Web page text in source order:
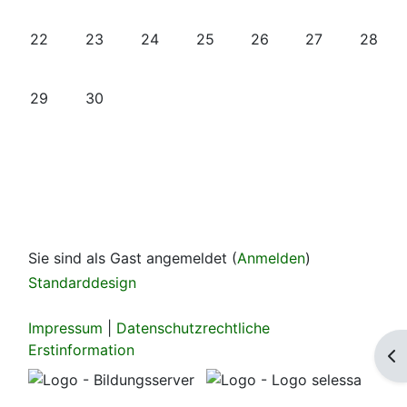
Keine Termine, Montag, 22. Juni
22 Keine Termine, Dienstag, 23. Juni
23 Keine Termine, Mittwoch, 24. Juni
24 Keine Termine, Donnerstag,
25 Keine Termine,
26 Keine
27 Keine
28
Keine Termine, Montag, 29. Juni
29 Keine Termine, Dienstag, 30. Juni
30
Sie sind als Gast angemeldet (Anmelden)
Standarddesign
Impressum
Datenschutzrechtliche
Erstinformation